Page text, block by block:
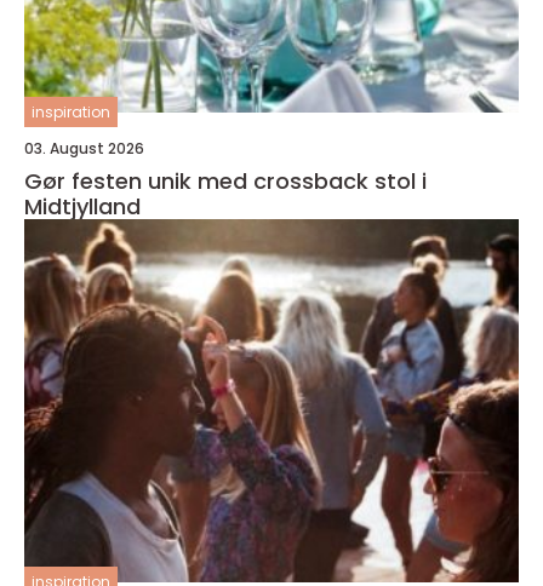
inspiration
03. August 2026
Gør festen unik med crossback stol i
Midtjylland
inspiration